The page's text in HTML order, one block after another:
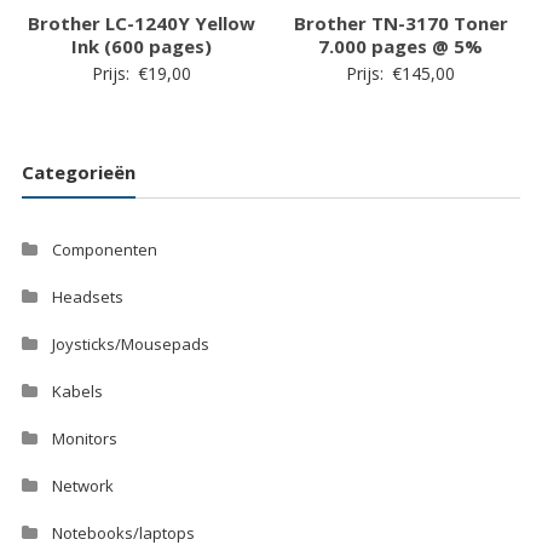
Brother LC-1240Y Yellow
Ink (600 pages)
Prijs: €19,00
Brother TN-3170 Toner
7.000 pages @ 5%
Prijs: €145,00
Categorieën
Componenten
Headsets
Joysticks/Mousepads
Kabels
Monitors
Network
Notebooks/laptops